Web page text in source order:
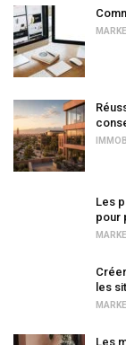
Les
pour
les
Les